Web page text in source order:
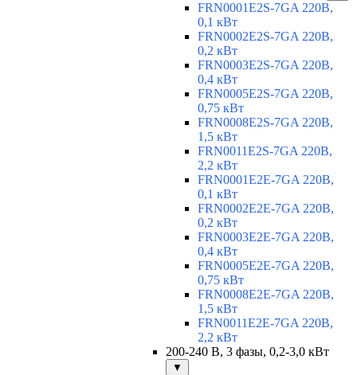
FRN0001E2S-7GA 220В,
0,1 кВт
FRN0002E2S-7GA 220В,
0,2 кВт
FRN0003E2S-7GA 220В,
0,4 кВт
FRN0005E2S-7GA 220В,
0,75 кВт
FRN0008E2S-7GA 220В,
1,5 кВт
FRN0011E2S-7GA 220В,
2,2 кВт
FRN0001E2E-7GA 220В,
0,1 кВт
FRN0002E2E-7GA 220В,
0,2 кВт
FRN0003E2E-7GA 220В,
0,4 кВт
FRN0005E2E-7GA 220В,
0,75 кВт
FRN0008E2E-7GA 220В,
1,5 кВт
FRN0011E2E-7GA 220В,
2,2 кВт
200-240 В, 3 фазы, 0,2-3,0 кВт
▼